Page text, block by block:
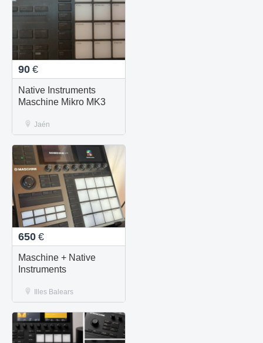
90 €
Native Instruments
Maschine Mikro MK3
Jaén
650 €
Maschine + Native
Instruments
Illes Balears